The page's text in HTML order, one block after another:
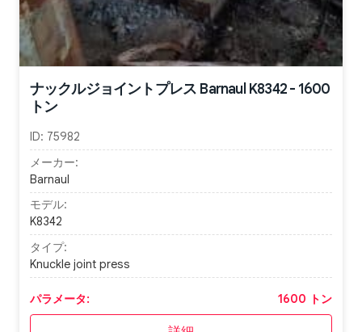
ナックルジョイントプレス Barnaul K8342 - 1600
トン
ID: 75982
メーカー:
Barnaul
モデル:
K8342
タイプ:
Knuckle joint press
パラメータ: 1600 トン